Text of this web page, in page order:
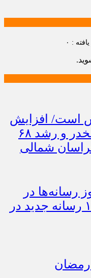
: ۰
است/ افزایش
۴۳ درصدی کشفیات مواد مخدر و رشد ۶۸
شمالی
رسانه‌ها در
خراسان شمالی / فعالیت ۱۳ رسانه جدید در